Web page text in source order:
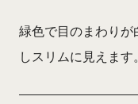
緑色で目のまわり
しスリムに見えます。